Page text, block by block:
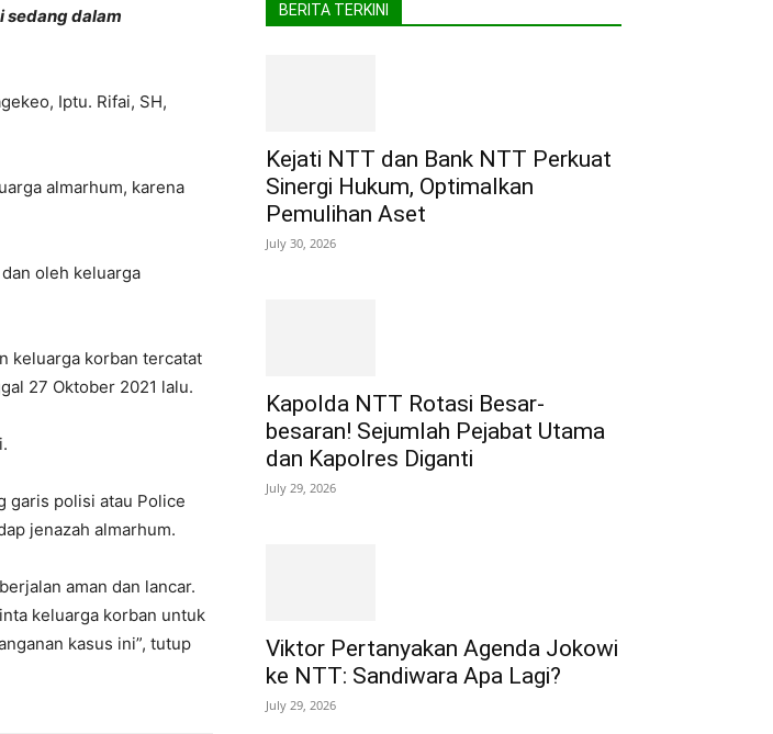
sedang dalam
Iptu. Rifai, SH,
almarhum, karena
oleh keluarga
keluarga korban tercatat
27 Oktober 2021 lalu.
garis polisi atau Police
jenazah almarhum.
aman dan lancar.
keluarga korban untuk
kasus ini”, tutup
BERITA TERKINI
Kejati NTT dan Bank NTT Perkuat
Sinergi Hukum, Optimalkan
Pemulihan Aset
July 30, 2026
Kapolda NTT Rotasi Besar-
besaran! Sejumlah Pejabat Utama
dan Kapolres Diganti
July 29, 2026
Viktor Pertanyakan Agenda Jokowi
ke NTT: Sandiwara Apa Lagi?
July 29, 2026